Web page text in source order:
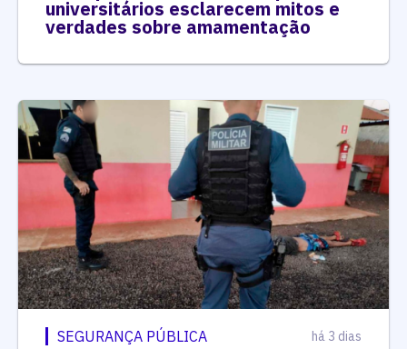
universitários esclarecem mitos e
verdades sobre amamentação
SEGURANÇA PÚBLICA há 3 dias